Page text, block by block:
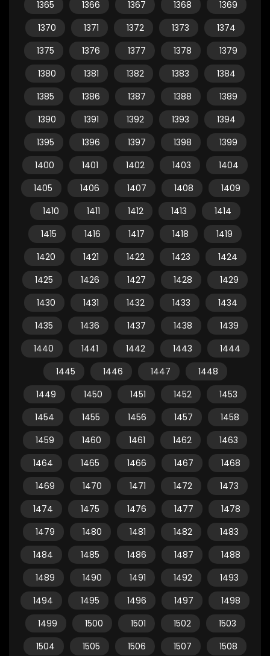
1365 1366 1367 1368
1369
1370
1371 1372 1373
1374
1375
1376 1377 1378
1379
1380
1381 1382 1383
1384
1385
1386 1387 1388
1389
1390
1391 1392 1393
1394
1395
1396 1397 1398
1399
1400
1401 1402 1403
1404
1405
1406 1407 1408
1409
1410
1411 1412 1413
1414
1415
1416 1417 1418
1419
1420
1421 1422 1423
1424
1425
1426 1427 1428
1429
1430
1431 1432 1433
1434
1435
1436 1437 1438
1439
1440
1441 1442 1443
1444
1445
1446 1447
1448
1449
1450 1451 1452
1453
1454
1455 1456 1457
1458
1459
1460 1461 1462
1463
1464
1465 1466 1467
1468
1469
1470 1471 1472
1473
1474
1475 1476 1477
1478
1479
1480 1481 1482
1483
1484
1485 1486 1487
1488
1489
1490 1491 1492
1493
1494
1495 1496 1497
1498
1499
1500 1501 1502
1503
1504
1505 1506 1507
1508